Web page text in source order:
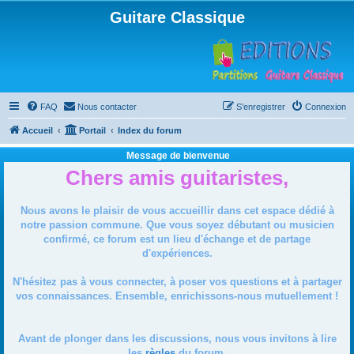
Guitare Classique
FAQ Nous contacter Connexion
S’enregistrer
Accueil Portail Index du forum
Message de bienvenue
Chers amis guitaristes,
Nous avons le plaisir de vous accueillir dans cet espace dédié à
notre passion commune. Que vous soyez débutant ou musicien
confirmé, ce forum est un lieu d'échange et de partage
d'expériences.
N'hésitez pas à vous connecter, à poser vos questions et à partager
vos connaissances. Ensemble, enrichissons-nous mutuellement !
Avant de plonger dans les discussions, nous vous invitons à lire